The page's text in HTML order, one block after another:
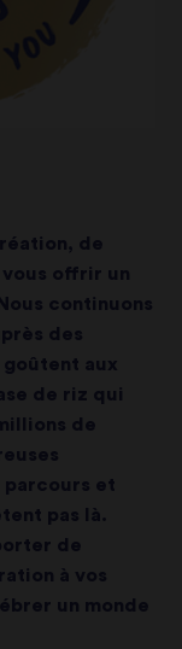
de
offrir un
continuons
des
aux
de riz qui
de
parcours et
pas là.
de
à vos
un monde